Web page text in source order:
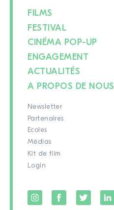
FILMS
FESTIVAL
CINÉMA POP-UP
ENGAGEMENT
ACTUALITÉS
A PROPOS DE NOUS
Newsletter
Partenaires
Ecoles
Médias
Kit de film
Login